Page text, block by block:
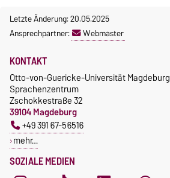
Letzte Änderung: 20.05.2025
Ansprechpartner:
Webmaster
SOZIALE MEDIEN
KONTAKT
Otto-von-Guericke-Universität Magdeburg
Sprachenzentrum
Zschokkestraße 32
39104 Magdeburg
+49 391 67-56516
mehr…